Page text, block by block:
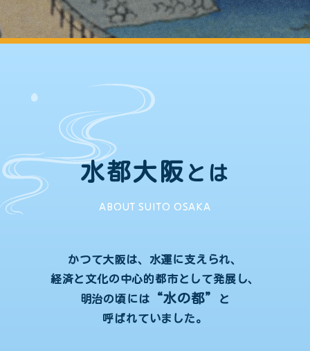
水都大阪 とは
ABOUT SUITO OSAKA
かつて大阪は、水運に支えられ、
経済と文化の中心的都市として発展し、
明治の頃には
“水の都”
と
呼ばれていました。